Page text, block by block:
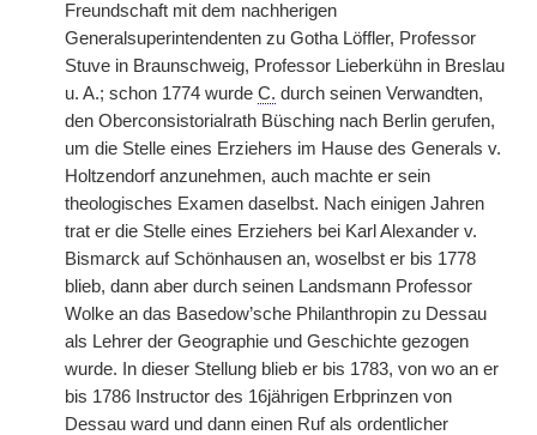
Freundschaft mit dem nachherigen
Generalsuperintendenten zu Gotha Löffler, Professor
Stuve in Braunschweig, Professor Lieberkühn in Breslau
u. A.; schon 1774 wurde C. durch seinen Verwandten,
den Oberconsistorialrath Büsching nach Berlin gerufen,
um die Stelle eines Erziehers im Hause des Generals v.
Holtzendorf anzunehmen, auch machte er sein
theologisches Examen daselbst. Nach einigen Jahren
trat er die Stelle eines Erziehers bei Karl Alexander v.
Bismarck auf Schönhausen an, woselbst er bis 1778
blieb, dann aber durch seinen Landsmann Professor
Wolke an das Basedow’sche Philanthropin zu Dessau
als Lehrer der Geographie und Geschichte gezogen
wurde. In dieser Stellung blieb er bis 1783, von wo an er
bis 1786 Instructor des 16jährigen Erbprinzen von
Dessau ward und dann einen Ruf als ordentlicher